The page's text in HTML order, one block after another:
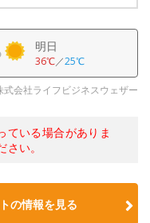
明日
36℃／25℃
式会社ライフビジネスウェザー
ている場合がありま
い。
の情報を見る